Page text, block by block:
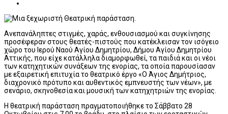
Ανεπανάληπτες στιγμές, χαράς, ενθουσιασμού και συγκίνησης
προσέφεραν στους θεατές-πιστούς που κατέκλεισαν τον ισόγειο
χώρο του Ιερού Ναού Αγίου Δημητρίου, Δήμου Αγίου Δημητρίου
Αττικής, που είχε κατάλληλα διαμορφωθεί, τα παιδιά και οι νέοι
των κατηχητικών συνάξεων της ενορίας, τα οποία παρουσίασαν
με εξαιρετική επιτυχία το θεατρικό έργο «Ο Άγιος Δημήτριος,
διαχρονικό πρότυπο και αυθεντικός εμπνευστής των νέων», με
σενάριο, σκηνοθεσία και μουσική των κατηχητριών της ενορίας.
Η θεατρική παράσταση πραγματοποιήθηκε το Σάββατο 28